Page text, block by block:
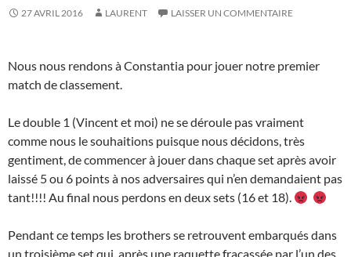
27 AVRIL 2016 LAURENT LAISSER UN COMMENTAIRE
Nous nous rendons à Constantia pour jouer notre premier
match de classement.
Le double 1 (Vincent et moi) ne se déroule pas vraiment
comme nous le souhaitions puisque nous décidons, très
gentiment, de commencer à jouer dans chaque set après avoir
laissé 5 ou 6 points à nos adversaires qui n’en demandaient pas
tant!!!! Au final nous perdons en deux sets (16 et 18).
Pendant ce temps les brothers se retrouvent embarqués dans
un troisième set qui, après une raquette fracassée par l’un des